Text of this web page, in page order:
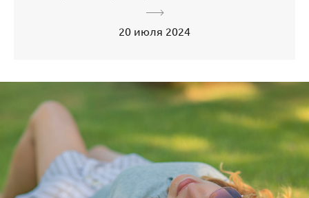
20 июля 2024